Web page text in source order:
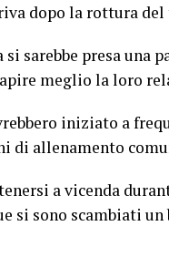
dopo la rottura
sarebbe presa una
meglio la loro
iniziato a
di allenamento
a vicenda
si sono scambiati